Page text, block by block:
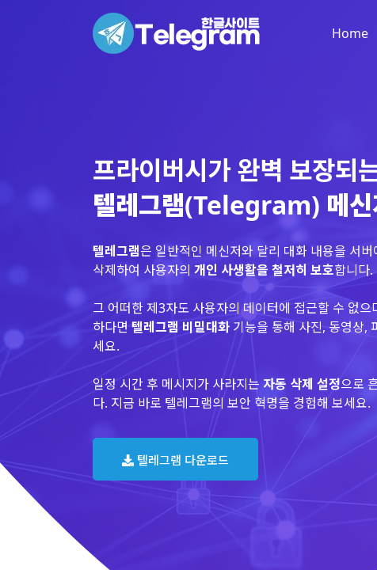
Home
프라이버시가 완벽 보장되
텔레그램(Telegram) 메신
텔레그램은 일반적인 메신저와 달리 대화 내용을 서
삭제하여 사용자의 개인 사생활을 철저히 보호합니다.
그 어떠한 제3자도 사용자의 데이터에 접근할 수 없
하다면 텔레그램 비밀대화 기능을 통해 사진, 동영상,
세요.
일정 시간 후 메시지가 사라지는 자동 삭제 설정으로
다. 지금 바로 텔레그램의 보안 혁명을 경험해 보세요.
텔레그램 다운로드